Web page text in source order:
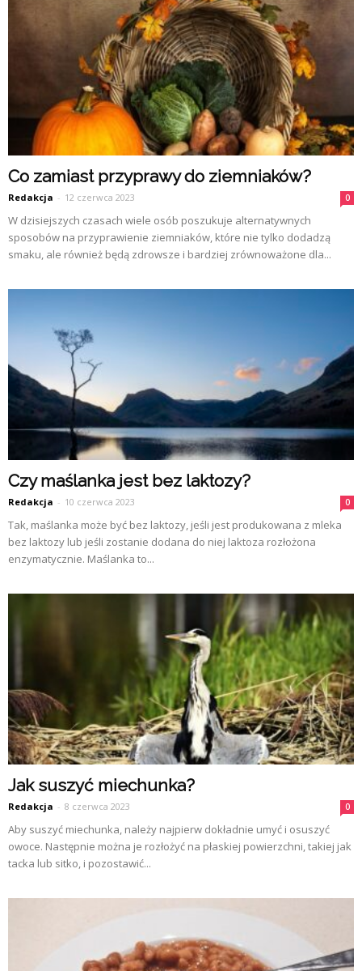
Co zamiast przyprawy do ziemniaków?
Redakcja - 12 czerwca 2023 0
W dzisiejszych czasach wiele osób poszukuje alternatywnych
sposobów na przyprawienie ziemniaków, które nie tylko dodadzą
smaku, ale również będą zdrowsze i bardziej zrównoważone dla...
Czy maślanka jest bez laktozy?
Redakcja - 10 czerwca 2023 0
Tak, maślanka może być bez laktozy, jeśli jest produkowana z mleka
bez laktozy lub jeśli zostanie dodana do niej laktoza rozłożona
enzymatycznie. Maślanka to...
Jak suszyć miechunka?
Redakcja - 8 czerwca 2023 0
Aby suszyć miechunka, należy najpierw dokładnie umyć i osuszyć
owoce. Następnie można je rozłożyć na płaskiej powierzchni, takiej jak
tacka lub sitko, i pozostawić...